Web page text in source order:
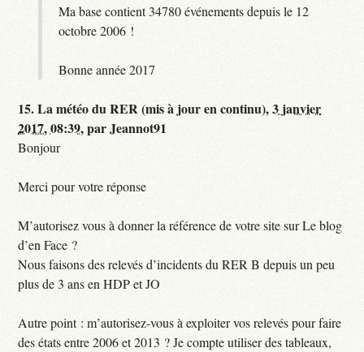
Ma base contient 34780 événements depuis le 12
octobre 2006 !
Bonne année 2017
15.La météo du RER (mis à jour en continu),3 janvier
2017, 08:39,parJeannot91
Bonjour
Merci pour votre réponse
M’autorisez vous à donner la référence de votre site sur Le blog
d’en Face ?
Nous faisons des relevés d’incidents du RER B depuis un peu
plus de 3 ans en HDP et JO
Autre point : m’autorisez-vous à exploiter vos relevés pour faire
des états entre 2006 et 2013 ? Je compte utiliser des tableaux,